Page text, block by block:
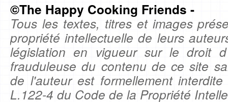
©The Happy Cooking Friends -
Tous les textes, titres et images
propriété intellectuelle de leurs
législation en vigueur sur le droit
frauduleuse du contenu de ce site
de l'auteur est formellement
L.122-4 du Code de la Propriété